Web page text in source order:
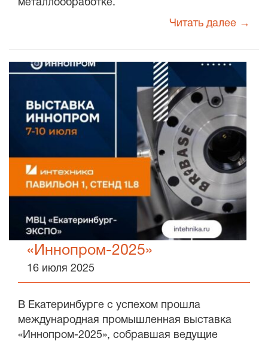
металлообработке.
Читать далее →
«Иннопром-2025»
16 июля 2025
В Екатеринбурге с успехом прошла
международная промышленная выставка
«Иннопром-2025», собравшая ведущие